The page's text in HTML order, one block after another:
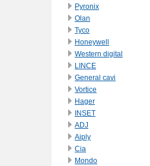
Pyronix
Olan
Tyco
Honeywell
Western digital
LINCE
General cavi
Vortice
Hager
INSET
ADJ
Aiply
Cia
Mondo